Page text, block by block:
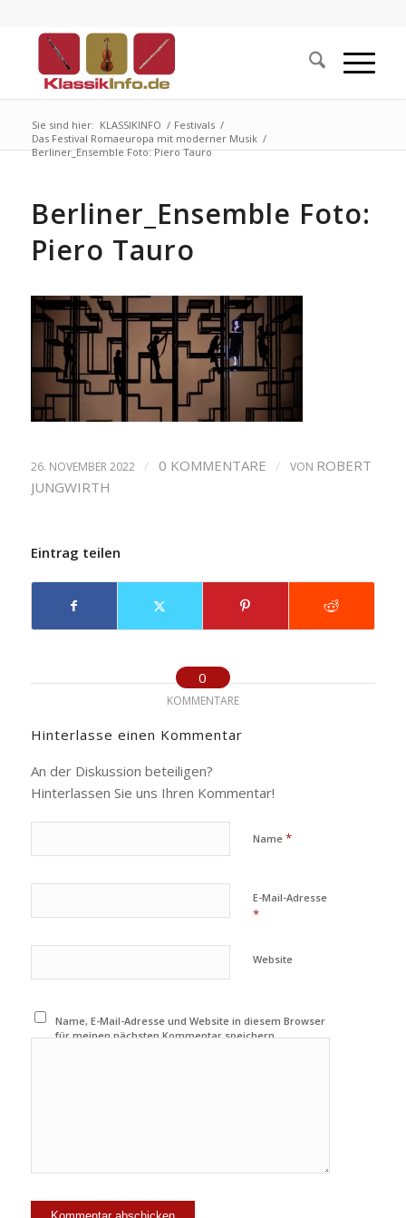
Sie sind hier: KLASSIKINFO / Festivals /
Das Festival Romaeuropa mit moderner Musik /
Berliner_Ensemble Foto: Piero Tauro
Berliner_Ensemble Foto:
Piero Tauro
26. NOVEMBER 2022 / 0 KOMMENTARE / VON ROBERT
JUNGWIRTH
Eintrag teilen
0
KOMMENTARE
Hinterlasse einen Kommentar
An der Diskussion beteiligen?
Hinterlassen Sie uns Ihren Kommentar!
Name *
E-Mail-Adresse
*
Website
Name, E-Mail-Adresse und Website in diesem Browser
für meinen nächsten Kommentar speichern.